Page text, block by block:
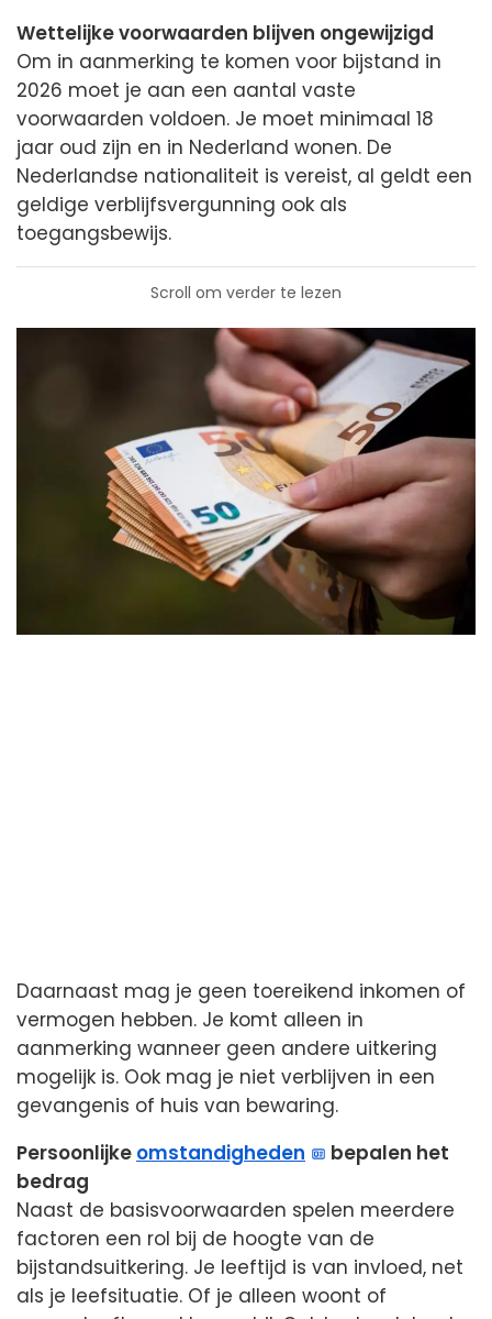
Wettelijke voorwaarden blijven ongewijzigd
Om in aanmerking te komen voor bijstand in
2026 moet je aan een aantal vaste
voorwaarden voldoen. Je moet minimaal 18
jaar oud zijn en in Nederland wonen. De
Nederlandse nationaliteit is vereist, al geldt een
geldige verblijfsvergunning ook als
toegangsbewijs.
Scroll om verder te lezen
Daarnaast mag je geen toereikend inkomen of
vermogen hebben. Je komt alleen in
aanmerking wanneer geen andere uitkering
mogelijk is. Ook mag je niet verblijven in een
gevangenis of huis van bewaring.
Persoonlijke omstandigheden
bepalen het
bedrag
Naast de basisvoorwaarden spelen meerdere
factoren een rol bij de hoogte van de
bijstandsuitkering. Je leeftijd is van invloed, net
als je leefsituatie. Of je alleen woont of